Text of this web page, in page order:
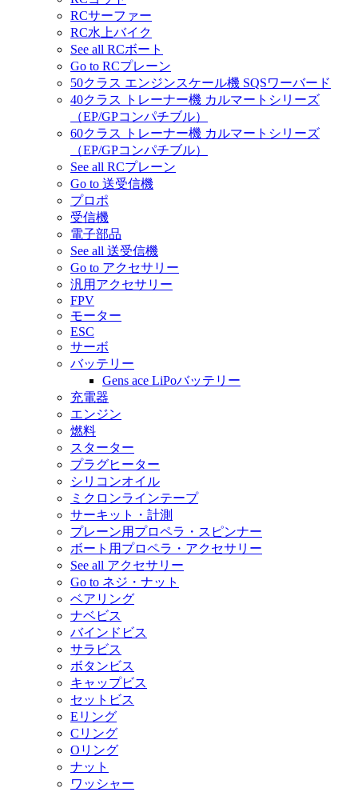
RCサーファー
RC水上バイク
See all RCボート
Go to RCプレーン
50クラス エンジンスケール機 SQSワーバード
40クラス トレーナー機 カルマートシリーズ
（EP/GPコンパチブル）
60クラス トレーナー機 カルマートシリーズ
（EP/GPコンパチブル）
See all RCプレーン
Go to 送受信機
プロポ
受信機
電子部品
See all 送受信機
Go to アクセサリー
汎用アクセサリー
FPV
モーター
ESC
サーボ
バッテリー
Gens ace LiPoバッテリー
充電器
エンジン
燃料
スターター
プラグヒーター
シリコンオイル
ミクロンラインテープ
サーキット・計測
プレーン用プロペラ・スピンナー
ボート用プロペラ・アクセサリー
See all アクセサリー
Go to ネジ・ナット
ベアリング
ナベビス
バインドビス
サラビス
ボタンビス
キャップビス
セットビス
Eリング
Cリング
Oリング
ナット
ワッシャー